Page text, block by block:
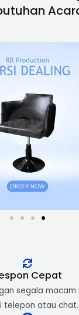
Cepat​
segala macam
telepon atau chat.